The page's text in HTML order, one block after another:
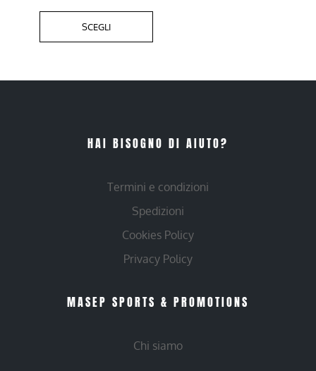
SCEGLI
HAI BISOGNO DI AIUTO?
Termini e condizioni
Spedizioni
Cookies Policy
Privacy Policy
MASEP SPORTS & PROMOTIONS
Chi siamo